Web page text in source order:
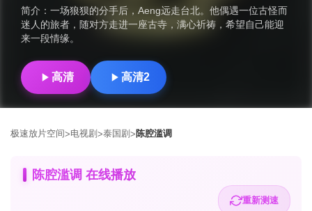
简介： 一场狼狈的分手后，Aeng远走台北。他偶遇一位古怪而
迷人的旅者，随对方走进一座古寺，满心祈祷，希望自己能迎
来一段情缘。
高清 高清2
极速放片空间>电视剧 >泰国剧 > 陈腔滥调
陈腔滥调 在线播放
重新测速